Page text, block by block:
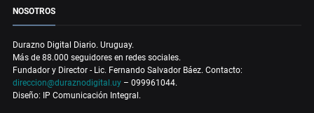
NOSOTROS
Durazno Digital Diario. Uruguay.
Más de 88.000 seguidores en redes sociales.
Fundador y Director - Lic. Fernando Salvador Báez. Contacto:
direccion@duraznodigital.uy – 099961044.
Diseño: IP Comunicación Integral.